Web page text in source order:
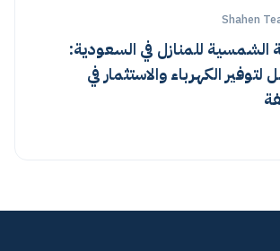
Shahen
الشمسية للمنازل في السعودية:
الكهرباء والاستثمار في